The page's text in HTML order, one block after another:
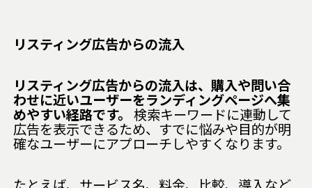
リスティング広告からの流入
リスティング広告からの流入は、購入や問い合
わせに近いユーザーをランディングページへ集
めやすい経路です。 検索キーワードに連動して
広告を表示できるため、すでに悩みや目的が明
確なユーザーにアプローチしやすくなります。